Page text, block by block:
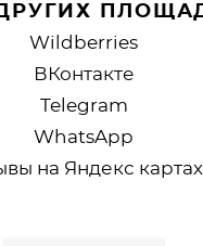
Wildberries
ВКонтакте
Telegram
WhatsApp
на Яндекс